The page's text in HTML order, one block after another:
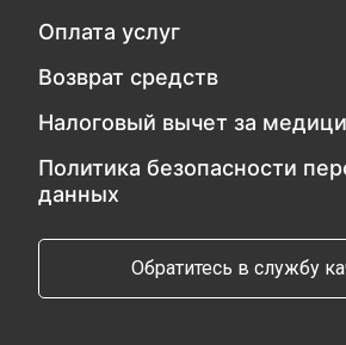
Оплата услуг
Возврат средств
Налоговый вычет за
Политика безопасности
данных
Обратитесь в службу